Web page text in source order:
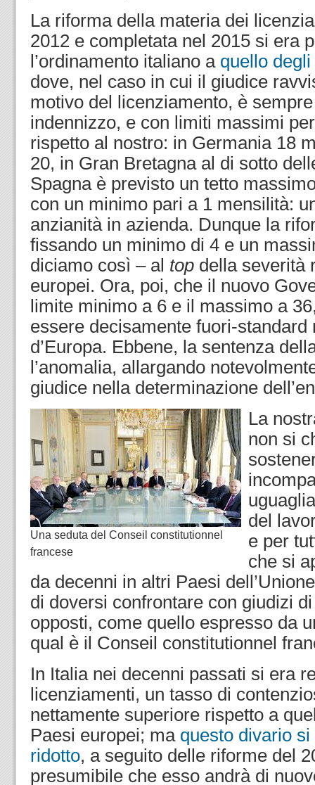
La riforma della materia dei
2012 e completata nel 2015 si era
l’ordinamento italiano a quello
dove, nel caso in cui il giudice
motivo del licenziamento, è
indennizzo, e con limiti massimi
rispetto al nostro: in Germania 18
20, in Gran Bretagna al di sotto
Spagna è previsto un tetto
con un minimo pari a 1 mensilità:
anzianità in azienda. Dunque la
fissando un minimo di 4 e un
diciamo così – al top della severità
europei. Ora, poi, che il nuovo
limite minimo a 6 e il massimo a
essere decisamente fuori-standard
d’Europa. Ebbene, la sentenza
l’anomalia, allargando
giudice nella determinazione
Una seduta del Conseil constitutionnel
francese
La
non si
del
e per
che si
da decenni in altri Paesi
di doversi confrontare con giudizi
opposti, come quello espresso da
qual è il Conseil constitutionnel
In Italia nei decenni passati si era
licenziamenti, un tasso di
nettamente superiore rispetto a
Paesi europei; ma questo divario
ridotto, a seguito delle riforme del
presumibile che esso andrà di